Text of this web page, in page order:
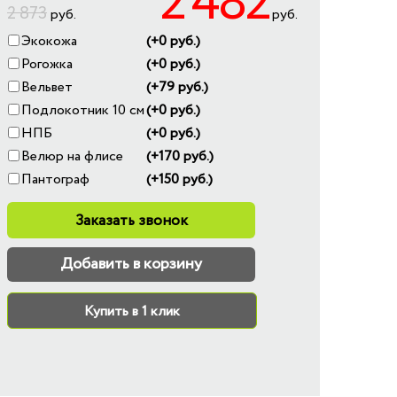
2 873руб.
руб.
Экокожа
(+0 руб.)
Рогожка
(+0 руб.)
Вельвет
(+79 руб.)
Подлокотник 10 см(+0 руб.)
НПБ
(+0 руб.)
Велюр на флисе
(+170 руб.)
Пантограф
(+150 руб.)
Заказать звонок
Добавить в корзину
Купить в 1 клик